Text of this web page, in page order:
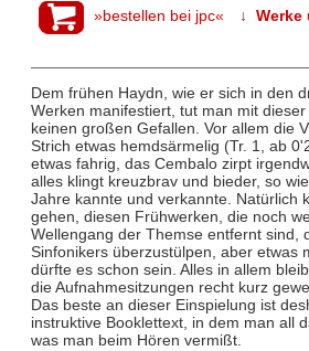
»bestellen bei jpc« ↓ Werke
Dem frühen Haydn, wie er sich in den
Werken manifestiert, tut man mit
keinen großen Gefallen. Vor allem die
Strich etwas hemdsärmelig (Tr. 1, ab
etwas fahrig, das Cembalo zirpt
alles klingt kreuzbrav und bieder, so
Jahre kannte und verkannte. Natürlich
gehen, diesen Frühwerken, die noch
Wellengang der Themse entfernt sind,
Sinfonikers überzustülpen, aber etwas
dürfte es schon sein. Alles in allem
die Aufnahmesitzungen recht kurz
Das beste an dieser Einspielung ist
instruktive Booklettext, in dem man all
was man beim Hören vermißt.